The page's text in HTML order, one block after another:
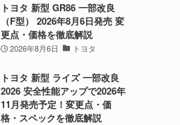
トヨタ 新型 GR86 一部改良
（F型） 2026年8月6日発売 変
更点・価格を徹底解説
2026年8月6日 トヨタ
トヨタ 新型 ライズ 一部改良
2026 安全性能アップで2026年
11月発売予定！変更点・価
格・スペックを徹底解説